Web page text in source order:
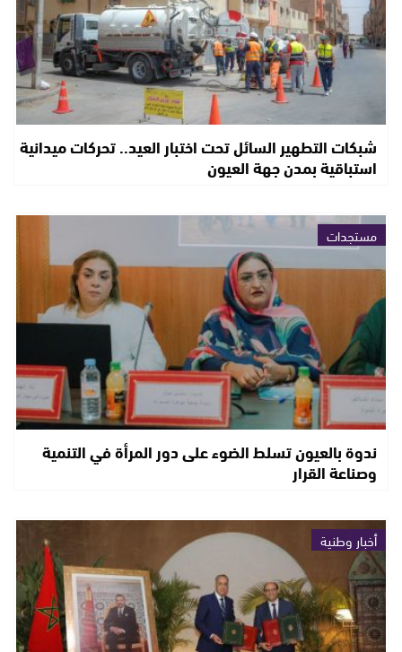
شبكات التطهير السائل تحت اختبار العيد.. تحركات ميدانية
استباقية بمدن جهة العيون
مستجدات
ندوة بالعيون تسلط الضوء على دور المرأة في التنمية
وصناعة القرار
أخبار وطنية